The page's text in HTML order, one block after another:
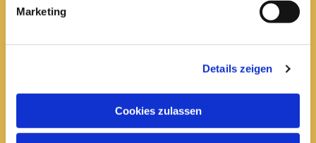
Marketing
Details zeigen
Cookies zulassen
Büro Arnstadt
03628 602285